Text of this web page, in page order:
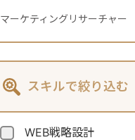
マーケティングリサーチャー
スキルで絞り込む
WEB戦略設計